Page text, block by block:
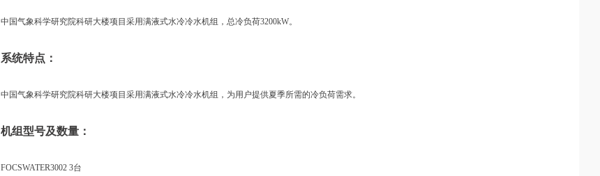
中国气象科学研究院科研大楼项目采用满液式水冷冷水机组，总冷负荷3200kW。
系统特点：
中国气象科学研究院科研大楼项目采用满液式水冷冷水机组，为用户提供夏季所需的冷负荷需求。
机组型号及数量：
FOCSWATER3002 3台